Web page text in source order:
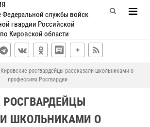
Федеральной службы войск
гвардии Российской
Кировской области
Кировские росгвардейцы рассказали школьниками о
профессиях Росгвардии
РОСГВАРДЕЙЦЫ
ШКОЛЬНИКАМИ О